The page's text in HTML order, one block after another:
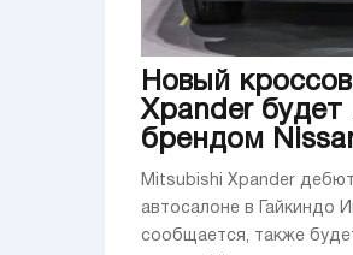
Новый
Xpander будет
брендом
Mitsubishi Xpander
автосалоне в Гайкиндо
сообщается, также